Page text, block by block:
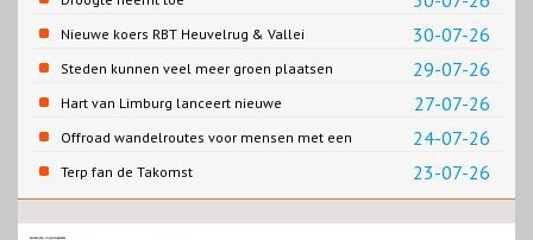
30-07-26
Nieuwe koers RBT Heuvelrug & Vallei
zichtbaar in eerste resultaten 2026
29-07-26
Steden kunnen veel meer groen plaatsen
27-07-26
Hart van Limburg lanceert nieuwe
wandelknooppuntenkaart Roermond en
24-07-26
Offroad wandelroutes voor mensen met een
beperking in Vlaamse Ardennen
23-07-26
Terp fan de Takomst